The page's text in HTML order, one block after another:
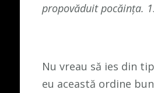
propovăduit pocăinţa.
Nu vreau să ies din
eu această ordine